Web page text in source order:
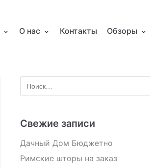
О нас Контакты Обзоры
Свежие записи
Дачный Дом Бюджетно
Римские шторы на заказ